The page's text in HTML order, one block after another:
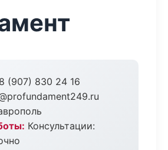
8 (907) 830 24 16
Консультации: